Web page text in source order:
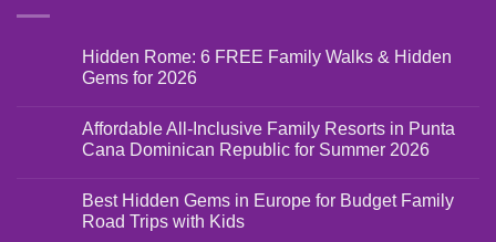
Hidden Rome: 6 FREE Family Walks & Hidden
Gems for 2026
Affordable All-Inclusive Family Resorts in Punta
Cana Dominican Republic for Summer 2026
Best Hidden Gems in Europe for Budget Family
Road Trips with Kids